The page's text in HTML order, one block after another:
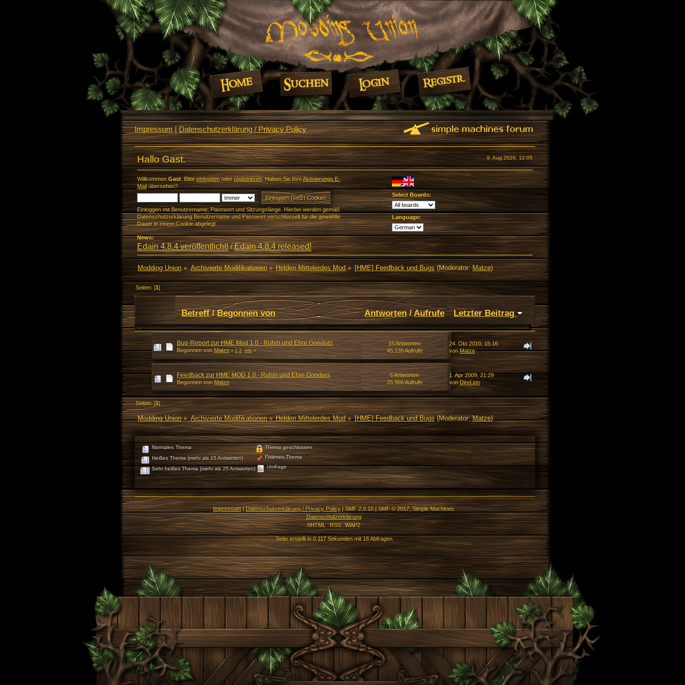
Impressum|Datenschutzerklärung / Privacy Policy
9. Aug 2026, 12:05
Hallo Gast.
Willkommen Gast. Bitte einloggenoderregistrieren. Haben Sie IhreAktivierungs E-
Mailübersehen?
Einloggen mit Benutzername, Passwort und Sitzungslänge. Hierbei werden gemäß
Datenschutzerklärung Benutzername und Passwort verschlüsselt für die gewählte
Dauer in einem Cookie abgelegt.
Select Boards:
Language:
News:
Edain 4.8.4 veröffentlicht!/Edain 4.8.4 released!
Modding Union» Archivierte Modifikationen» Helden Mittelerdes Mod» [HME] Feedback und Bugs(Moderator:Matze)
Seiten: [1]
Betreff/Begonnen von Antworten/Aufrufe Letzter Beitrag
Bug-Report zur HME Mod 1.0 - Ruhm und Ehre Gondors
Begonnen von Matze «1 2 Alle»
15 Antworten
45.135 Aufrufe
24. Okt 2010, 15:16
vonMatze
Feedback zur HME MOD 1.0 - Ruhm und Ehre Gondors
Begonnen von Matze
6 Antworten
25.956 Aufrufe
1. Apr 2009, 21:29
vonDireLion
Seiten: [1]
Modding Union» Archivierte Modifikationen» Helden Mittelerdes Mod» [HME] Feedback und Bugs(Moderator:Matze)
Normales Thema
Heißes Thema (mehr als 15 Antworten)
Sehr heißes Thema (mehr als 25 Antworten)
Thema geschlossen
Fixiertes Thema
Umfrage
Impressum|Datenschutzerklärung / Privacy Policy|SMF 2.0.15|SMF © 2017,Simple Machines
Datenschutzerklärung
XHTML
RSS WAP2
Seite erstellt in 0.117 Sekunden mit 18 Abfragen.